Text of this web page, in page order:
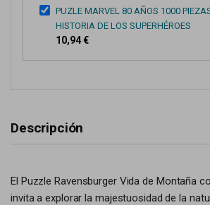
PUZLE MARVEL 80 AÑOS 1000
HISTORIA DE LOS SUPERHÉROES
10,94 €
Descripción
El Puzzle Ravensburger Vida de Montaña
invita a explorar la majestuosidad de la